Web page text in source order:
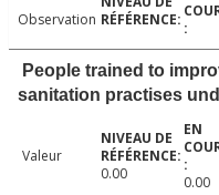
Observation
People trained to
sanitation practises
Valeur
0.00
0.00